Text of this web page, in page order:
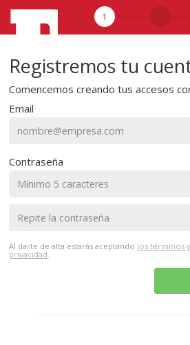
Registremos tu
Comencemos creando tus accesos
Email
Contraseña
Al darte de alta estarás aceptando los términos
privacidad.
1